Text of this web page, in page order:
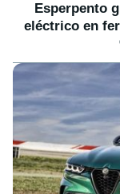
Esperpento
eléctrico en